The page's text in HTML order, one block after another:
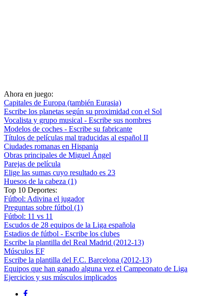
Ahora en juego:
Capitales de Europa (también Eurasia)
Escribe los planetas según su proximidad con el Sol
Vocalista y grupo musical - Escribe sus nombres
Modelos de coches - Escribe su fabricante
Títulos de películas mal traducidas al español II
Ciudades romanas en Hispania
Obras principales de Miguel Ángel
Parejas de película
Elige las sumas cuyo resultado es 23
Huesos de la cabeza (1)
Top 10 Deportes:
Fútbol: Adivina el jugador
Preguntas sobre fútbol (1)
Fútbol: 11 vs 11
Escudos de 28 equipos de la Liga española
Estadios de fútbol - Escribe los clubes
Escribe la plantilla del Real Madrid (2012-13)
Músculos EF
Escribe la plantilla del F.C. Barcelona (2012-13)
Equipos que han ganado alguna vez el Campeonato de Liga
Ejercicios y sus músculos implicados